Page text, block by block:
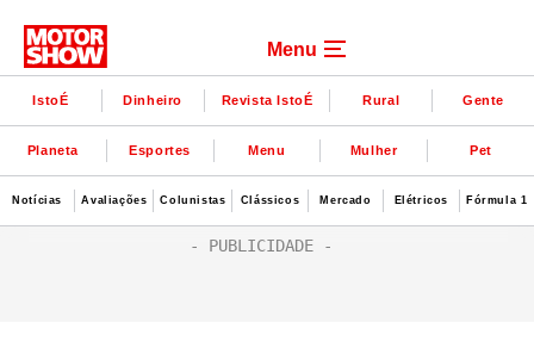
Menu
IstoÉ Dinheiro Revista IstoÉ Rural Gente
Planeta Esportes Menu Mulher Pet
Notícias Avaliações Colunistas Clássicos Mercado Elétricos Fórmula 1